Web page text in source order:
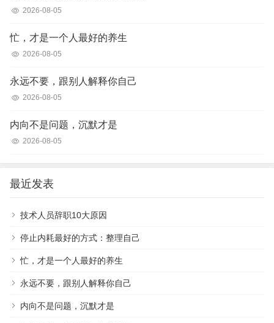
2026-08-05
忙，才是一个人最好的养生
2026-08-05
永远不要，跟别人解释你自己
2026-08-05
内向不是问题，沉默才是
2026-08-05
最近发表
技术人员辞职10大原因
停止内耗最好的方式：整理自己
忙，才是一个人最好的养生
永远不要，跟别人解释你自己
内向不是问题，沉默才是